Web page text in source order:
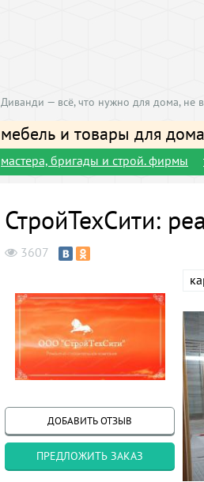
Диванди — всё, что нужно для дома, не
мебель и товары для дома
мастера, бригады и строй. фирмы
СтройТехСити:
3607
ДОБАВИТЬ ОТЗЫВ
ПРЕДЛОЖИТЬ ЗАКАЗ